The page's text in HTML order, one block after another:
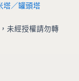
塔／罐頭塔
未經授權請勿轉